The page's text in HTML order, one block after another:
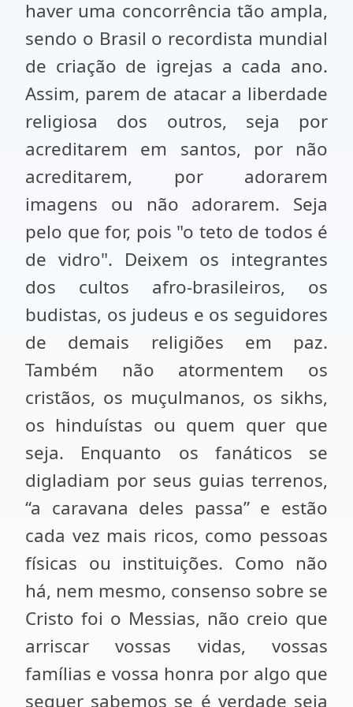
haver uma concorrência tão ampla,
sendo o Brasil o recordista mundial
de criação de igrejas a cada ano.
Assim, parem de atacar a liberdade
religiosa dos outros, seja por
acreditarem em santos, por não
acreditarem, por adorarem
imagens ou não adorarem. Seja
pelo que for, pois "o teto de todos é
de vidro". Deixem os integrantes
dos cultos afro-brasileiros, os
budistas, os judeus e os seguidores
de demais religiões em paz.
Também não atormentem os
cristãos, os muçulmanos, os sikhs,
os hinduístas ou quem quer que
seja. Enquanto os fanáticos se
digladiam por seus guias terrenos,
“a caravana deles passa” e estão
cada vez mais ricos, como pessoas
físicas ou instituições. Como não
há, nem mesmo, consenso sobre se
Cristo foi o Messias, não creio que
arriscar vossas vidas, vossas
famílias e vossa honra por algo que
sequer sabemos se é verdade seja